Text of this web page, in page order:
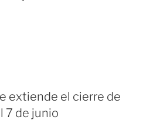
extiende el cierre de
7 de junio